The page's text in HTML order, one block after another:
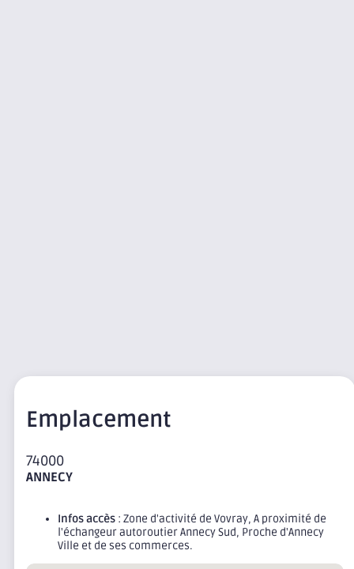
Emplacement
74000
ANNECY
Infos accès : Zone d'activité de Vovray, A proximité de
l'échangeur autoroutier Annecy Sud, Proche d'Annecy
Ville et de ses commerces.